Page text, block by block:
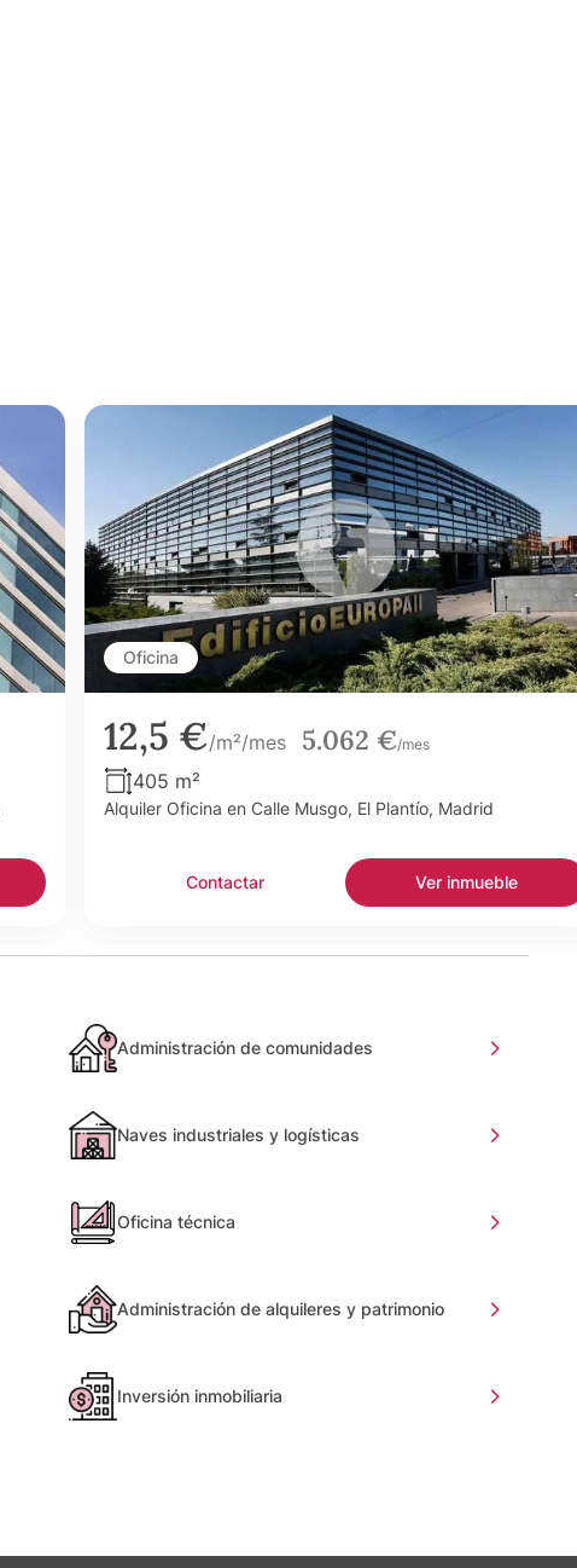
Oficina
12,5 €/m²/mes 5.062 €/mes
405 m²
Alquiler Oficina en Calle Musgo, El Plantío, Madrid
Contactar Ver inmueble
Administración de comunidades
Naves industriales y logísticas
Oficina técnica
Administración de alquileres y patrimonio
Inversión inmobiliaria